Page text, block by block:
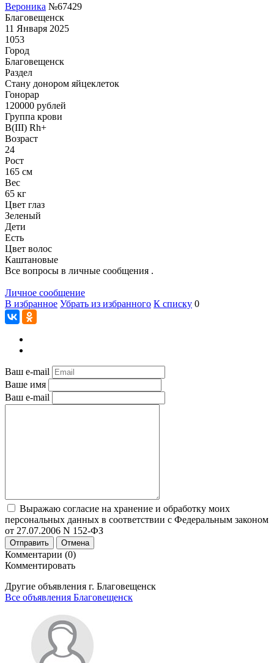
Вероника №67429
Благовещенск
11 Января 2025
1053
Город
Благовещенск
Раздел
Стану донором яйцеклеток
Гонoрар
120000 рублей
Группа крови
B(III) Rh+
Возраст
24
Рост
165 см
Вес
65 кг
Цвет глаз
Зеленый
Дети
Есть
Цвет волос
Каштановые
Все вопросы в личные сообщения .
Личное сообщение
В избранное Убрать из избранного К списку 0
Ваш e-mail
Ваше имя
Ваш e-mail
Выражаю согласие на хранение и обработку моих
персональных данных в соответствии с Федеральным законом
от 27.07.2006 N 152-ФЗ
Отправить Отмена
Комментарии (0)
Комментировать
Другие объявления г. Благовещенск
Все объявления Благовещенск